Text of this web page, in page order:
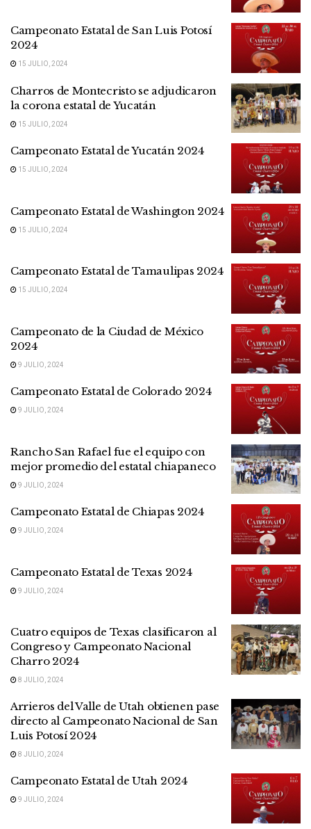
Campeonato Estatal de San Luis Potosí
2024
15 JULIO, 2024
Charros de Montecristo se adjudicaron
la corona estatal de Yucatán
15 JULIO, 2024
Campeonato Estatal de Yucatán 2024
15 JULIO, 2024
Campeonato Estatal de Washington 2024
15 JULIO, 2024
Campeonato Estatal de Tamaulipas 2024
15 JULIO, 2024
Campeonato de la Ciudad de México
2024
9 JULIO, 2024
Campeonato Estatal de Colorado 2024
9 JULIO, 2024
Rancho San Rafael fue el equipo con
mejor promedio del estatal chiapaneco
9 JULIO, 2024
Campeonato Estatal de Chiapas 2024
9 JULIO, 2024
Campeonato Estatal de Texas 2024
9 JULIO, 2024
Cuatro equipos de Texas clasificaron al
Congreso y Campeonato Nacional
Charro 2024
8 JULIO, 2024
Arrieros del Valle de Utah obtienen pase
directo al Campeonato Nacional de San
Luis Potosí 2024
8 JULIO, 2024
Campeonato Estatal de Utah 2024
9 JULIO, 2024